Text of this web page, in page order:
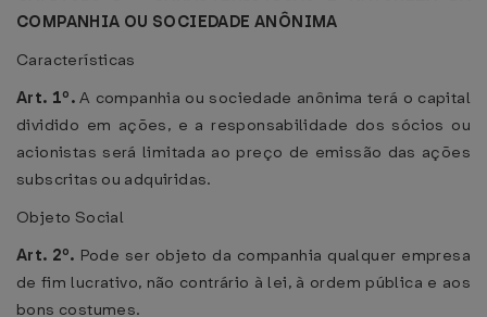
COMPANHIA OU SOCIEDADE ANÔNIMA
Características
Art. 1º.A companhia ou sociedade anônima terá o capital
dividido em ações, e a responsabilidade dos sócios ou
acionistas será limitada ao preço de emissão das ações
subscritas ou adquiridas.
Objeto Social
Art. 2º. Pode ser objeto da companhia qualquer empresa
de fim lucrativo, não contrário à lei, à ordem pública e aos
bons costumes.